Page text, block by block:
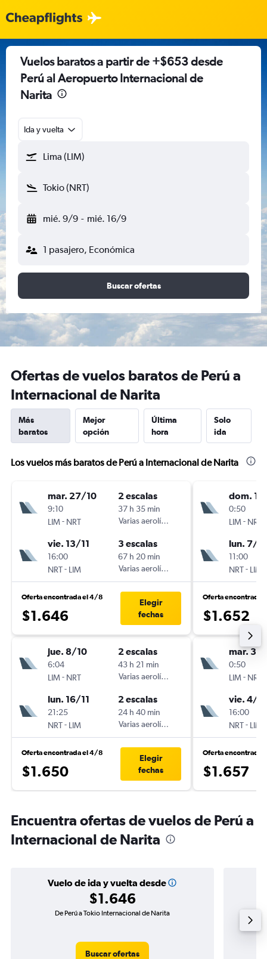
Vuelos baratos a partir de +$653 desde
Perú al Aeropuerto Internacional de
Narita
Ida y vuelta
Lima (LIM)
Tokio (NRT)
mié. 9/9 - mié. 16/9
1 pasajero, Económica
Buscar ofertas
Ofertas de vuelos baratos de Perú a
Internacional de Narita
Más
baratos
Mejor
opción
Última
hora
Solo
ida
Los vuelos más baratos de Perú a Internacional de Narita
mar. 27/10
9:10
LIM- NRT
2 escalas
37 h 35 min
Varias aerolíneas
vie. 13/11
16:00
NRT- LIM
3 escalas
67 h 20 min
Varias aerolíneas
Oferta encontrada el 4/8
$1.646
Elegir
fechas
jue. 8/10
6:04
LIM- NRT
2 escalas
43 h 21 min
Varias aerolíneas
lun. 16/11
21:25
NRT- LIM
2 escalas
24 h 40 min
Varias aerolíneas
Oferta encontrada el 4/8
$1.650
Elegir
fechas
dom. 1/
0:50
LIM- NRT
lun. 7/
11:00
NRT- LIM
Oferta encontrada
$1.652
mar. 3/
0:50
LIM- NRT
vie. 4/
16:00
NRT- LIM
Oferta encontrada
$1.657
Encuentra ofertas de vuelos de Perú a
Internacional de Narita
Vuelo de ida y vuelta desde
$1.646
De Perú a Tokio Internacional de Narita
Buscar ofertas